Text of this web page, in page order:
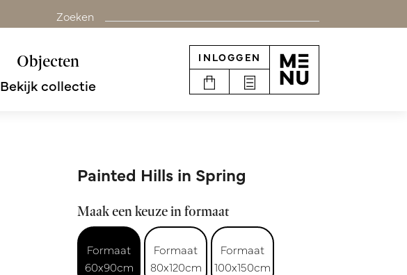
Zoeken
Objecten
Bekijk collectie
INLOGGEN
Painted Hills in Spring
Maak een keuze in formaat
Formaat
60x90cm
Formaat
80x120cm
Formaat
100x150cm